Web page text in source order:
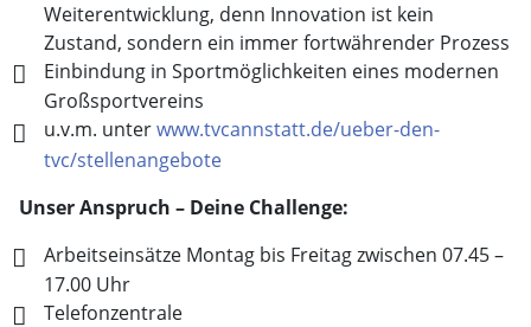
Weiterentwicklung, denn Innovation ist kein
Zustand, sondern ein immer fortwährender Prozess
Einbindung in Sportmöglichkeiten eines modernen
Großsportvereins
u.v.m. unterwww.tvcannstatt.de/ueber-den-
tvc/stellenangebote
Unser Anspruch – Deine Challenge:
Arbeitseinsätze Montag bis Freitag zwischen 07.45 –
17.00 Uhr
Telefonzentrale